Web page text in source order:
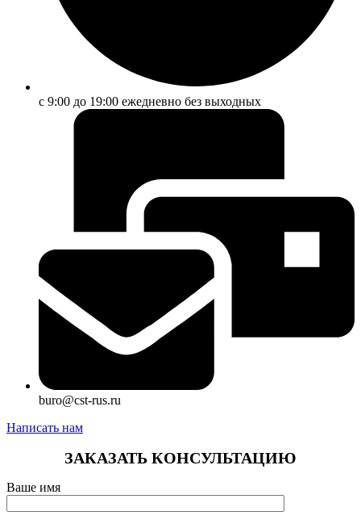
с 9:00 до 19:00 ежедневно без выходных
buro@cst-rus.ru
Написать нам
ЗАКАЗАТЬ КОНСУЛЬТАЦИЮ
Ваше имя